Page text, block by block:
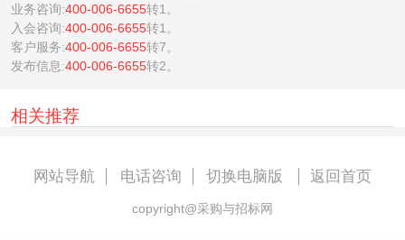
业务咨询:400-006-6655转1。
入会咨询:400-006-6655转1。
客户服务:400-006-6655转7。
发布信息:400-006-6655转2。
相关推荐
网站导航 电话咨询 切换电脑版 返回首页
copyright@采购与招标网